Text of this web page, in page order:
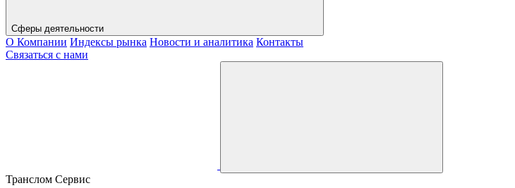
Сферы деятельности
О Компании Индексы рынка Новости и аналитика Контакты
Связаться с нами
Транслом Сервис